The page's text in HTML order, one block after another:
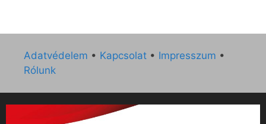
Adatvédelem • Kapcsolat • Impresszum •
Rólunk